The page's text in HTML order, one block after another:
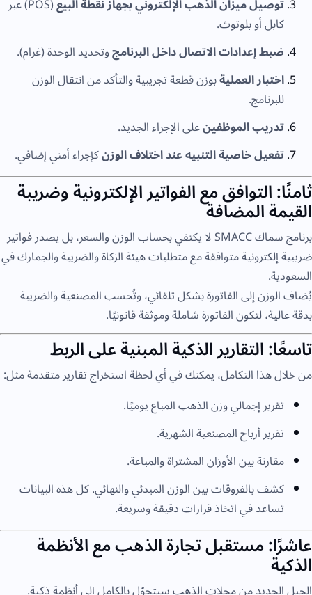
توصيل ميزان الذهب الإلكتروني بجهاز نقطة البيع
(POS) عبر
كابل أو بلوتوث.
ضبط إعدادات الاتصال داخل البرنامجوتحديد الوحدة (غرام).
اختبار العمليةبوزن قطعة تجريبية والتأكد من انتقال الوزن
للبرنامج.
تدريب الموظفينعلى الإجراء الجديد.
تفعيل خاصية التنبيه عند اختلاف الوزنكإجراء أمني إضافي.
ثامنًا: التوافق مع الفواتير الإلكترونية وضريبة
القيمة المضافة
برنامج سماك SMACC لا يكتفي بحساب الوزن والسعر، بل يصدر فواتير
ضريبية إلكترونية متوافقة مع متطلبات هيئة الزكاة والضريبة والجمارك في
السعودية.
يُضاف الوزن إلى الفاتورة بشكل تلقائي، وتُحسب المصنعية والضريبة
بدقة عالية، لتكون الفاتورة شاملة وموثقة قانونيًا.
تاسعًا: التقارير الذكية المبنية على الربط
من خلال هذا التكامل، يمكنك في أي لحظة استخراج تقارير متقدمة مثل:
تقرير إجمالي وزن الذهب المباع يوميًا.
تقرير أرباح المصنعية الشهرية.
مقارنة بين الأوزان المشتراة والمباعة.
كشف بالفروقات بين الوزن المبدئي والنهائي. كل هذه البيانات
تساعد في اتخاذ قرارات دقيقة وسريعة.
عاشرًا: مستقبل تجارة الذهب مع الأنظمة
الذكية